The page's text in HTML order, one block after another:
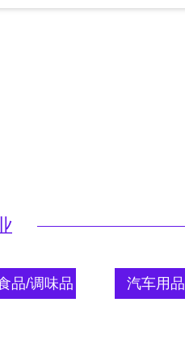
品/调味品 汽车用品